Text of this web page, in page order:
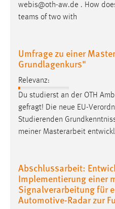
webis@oth-aw.de . How
teams of two with
Umfrage zu einer
Grundlagenkurs"
Relevanz:
Du studierst an der OTH
gefragt! Die neue EU-
Studierenden
meiner Masterarbeit
Abschlussarbeit:
Implementierung einer
Signalverarbeitung für
Automotive-Radar zur
Zweck:
MibewSessionID, mibew-
5e9dbeb1811c0446 =
Jahre, MIBEW_UserID = 1 Jahr
Login
Name:
Dieser Cookie ist
einloggen zu können.
Cookie Laufzeit: